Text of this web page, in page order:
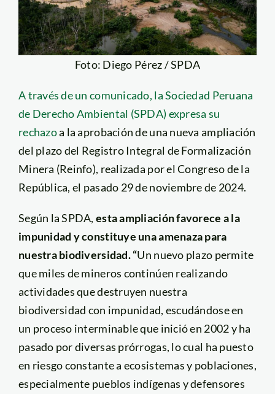
Foto: Diego Pérez / SPDA
A través de un comunicado, la Sociedad Peruana
de Derecho Ambiental (SPDA) expresa su
rechazoa la aprobación de una nueva ampliación
del plazo del Registro Integral de Formalización
Minera (Reinfo), realizada por el Congreso de la
República, el pasado 29 de noviembre de 2024.
Según la SPDA,esta ampliación favorece a la
impunidad y constituye una amenaza para
nuestra biodiversidad. “Un nuevo plazo permite
que miles de mineros continúen realizando
actividades que destruyen nuestra
biodiversidad con impunidad, escudándose en
un proceso interminable que inició en 2002 y ha
pasado por diversas prórrogas, lo cual ha puesto
en riesgo constante a ecosistemas y poblaciones,
especialmente pueblos indígenas y defensores